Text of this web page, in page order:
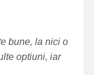
bune, la nici o
optiuni, iar